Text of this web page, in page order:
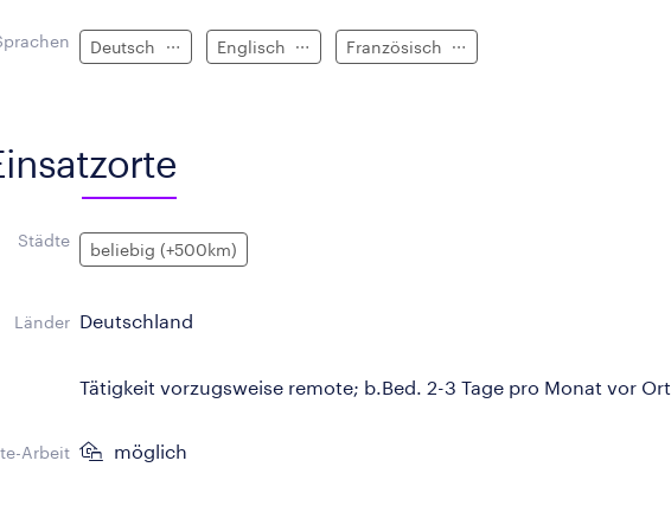
Deutsch Englisch Französisch
Städte beliebig (+500km)
Länder Deutschland
Tätigkeit vorzugsweise remote; b.Bed. 2-3 Tage pro Monat vor Ort
Arbeit möglich